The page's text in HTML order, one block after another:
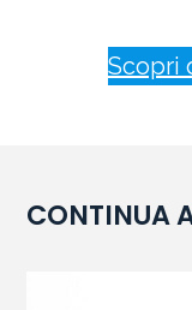
Scopri
CONTINUA